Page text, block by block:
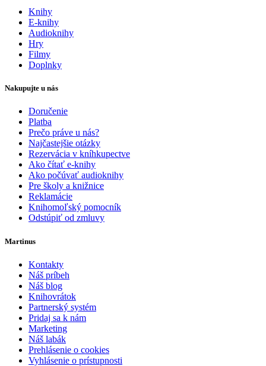
Knihy
E-knihy
Audioknihy
Hry
Filmy
Doplnky
Nakupujte u nás
Doručenie
Platba
Prečo práve u nás?
Najčastejšie otázky
Rezervácia v kníhkupectve
Ako čítať e-knihy
Ako počúvať audioknihy
Pre školy a knižnice
Reklamácie
Knihomoľský pomocník
Odstúpiť od zmluvy
Martinus
Kontakty
Náš príbeh
Náš blog
Knihovrátok
Partnerský systém
Pridaj sa k nám
Marketing
Náš labák
Prehlásenie o cookies
Vyhlásenie o prístupnosti